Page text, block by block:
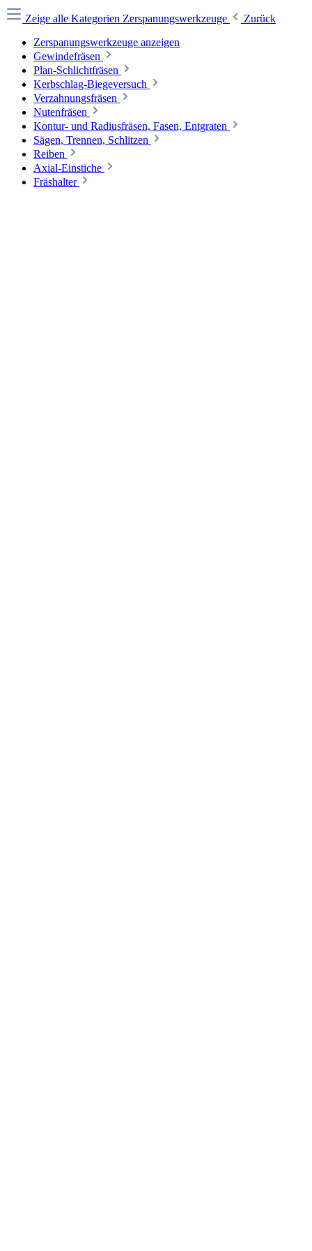
Zeige alle Kategorien Zerspanungswerkzeuge
Zurück
Zerspanungswerkzeuge anzeigen
Gewindefräsen
Plan-Schlichtfräsen
Kerbschlag-Biegeversuch
Verzahnungsfräsen
Nutenfräsen
Kontur- und Radiusfräsen, Fasen, Entgraten
Sägen, Trennen, Schlitzen
Reiben
Axial-Einstiche
Fräshalter